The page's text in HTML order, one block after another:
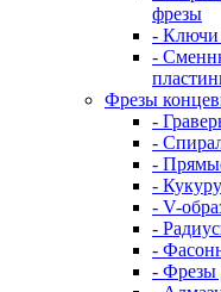
фрезы
- Ключи
-
Фрезы
-
-
-
-
- V-
-
-
- Фрезы